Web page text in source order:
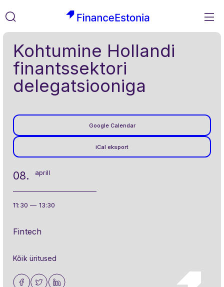
Liigu
sisusse
08. aprill
11:30 — 13:30
Fintech
Kohtumine Hollandi
finantssektori
delegatsiooniga
Google Calendar
iCal eksport
Kõik üritused